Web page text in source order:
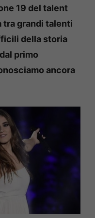
19 del talent
tra grandi talenti
della storia
primo
ancora